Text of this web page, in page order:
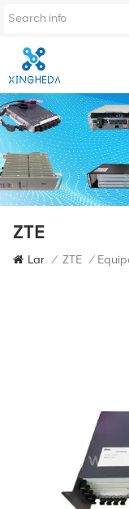
ZTE
Lar / ZTE /